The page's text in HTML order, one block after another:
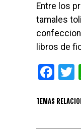
Entre los
tamales
libros de
TEMAS